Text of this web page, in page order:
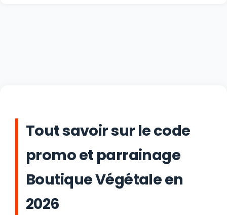
Tout savoir sur le code
promo et parrainage
Boutique Végétale en
2026